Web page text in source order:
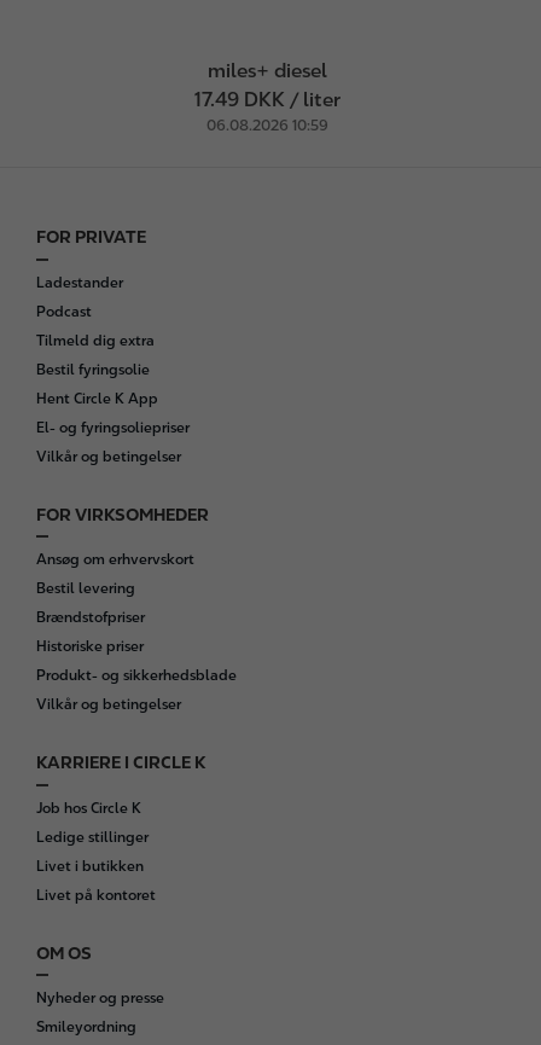
miles+ diesel
17.49 DKK / liter
06.08.2026 10:59
F
o
o
t
e
r
FOR PRIVATE
Ladestander
Podcast
Tilmeld dig extra
Bestil fyringsolie
Hent Circle K App
El- og fyringsoliepriser
Vilkår og betingelser
FOR VIRKSOMHEDER
Ansøg om erhvervskort
Bestil levering
Brændstofpriser
Historiske priser
Produkt- og sikkerhedsblade
Vilkår og betingelser
KARRIERE I CIRCLE K
Job hos Circle K
Ledige stillinger
Livet i butikken
Livet på kontoret
OM OS
Nyheder og presse
Smileyordning